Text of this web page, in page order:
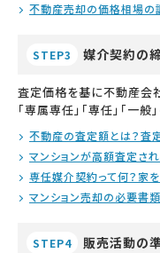
不動産売却の価格相場の
STEP3 媒介契約の
査定価格を基に不動産会
「専属専任」「専任」「一般
不動産の査定額とは？査
マンションが高額査定さ
専任媒介契約って何？家
マンション売却の必要書
STEP4 販売活動の